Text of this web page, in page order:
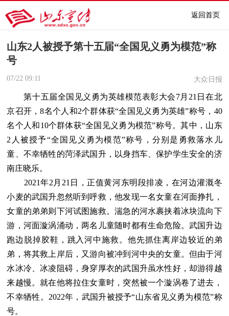
返回首页
山东2人被授予第十五届“全国见义勇为模范”称
号
07/22 09:11 大众日报
第十五届全国见义勇为英雄模范表彰大会7月21日在北
京召开，8名个人和2个群体获“全国见义勇为英雄”称号，40
名个人和10个群体获“全国见义勇为模范”称号。其中，山东
2人被授予“全国见义勇为模范”称号，分别是勇救落水儿
童、不幸牺牲的菏泽武国升，以身挡车、保护学生安全的济
南庄晓乐。
2021年2月21日，正值黄河东明段排凌，在河边灌溉冬
小麦的武国升忽然听到呼救，他发现一名女童在河面挣扎，
女童的弟弟则下河试图施救。湍急的河水裹挟着冰块流向下
游，河面漩涡涌动，两名儿童随时都有生命危险。武国升边
跑边脱掉胶鞋，跳入河中施救。他先抓住离岸边较近的弟
弟，将其救上岸后，又游向被冲到河中央的女童。但由于河
水冰冷、冰凌阻碍，身穿厚衣的武国升虽水性好，却游得越
来越慢。就在他将拉住女童时，突然被一个漩涡卷了进去，
不幸牺牲。2022年，武国升被授予“山东省见义勇为模范”称
号。